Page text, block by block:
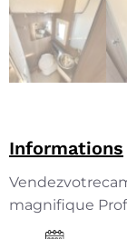
Informations
magnifique